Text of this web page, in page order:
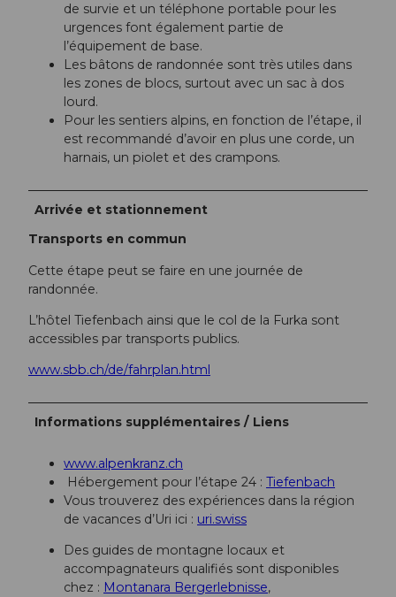
de survie et un téléphone portable pour les
urgences font également partie de
l’équipement de base.
Les bâtons de randonnée sont très utiles dans
les zones de blocs, surtout avec un sac à dos
lourd.
Pour les sentiers alpins, en fonction de l’étape, il
est recommandé d’avoir en plus une corde, un
harnais, un piolet et des crampons.
Arrivée et stationnement
Transports en commun
Cette étape peut se faire en une journée de
randonnée.
L’hôtel Tiefenbach ainsi que le col de la Furka sont
accessibles par transports publics.
www.sbb.ch/de/fahrplan.html
Informations supplémentaires / Liens
www.alpenkranz.ch
Hébergement pour l’étape 24 : Tiefenbach
Vous trouverez des expériences dans la région
de vacances d’Uri ici : uri.swiss
Des guides de montagne locaux et
accompagnateurs qualifiés sont disponibles
chez : Montanara Bergerlebnisse,